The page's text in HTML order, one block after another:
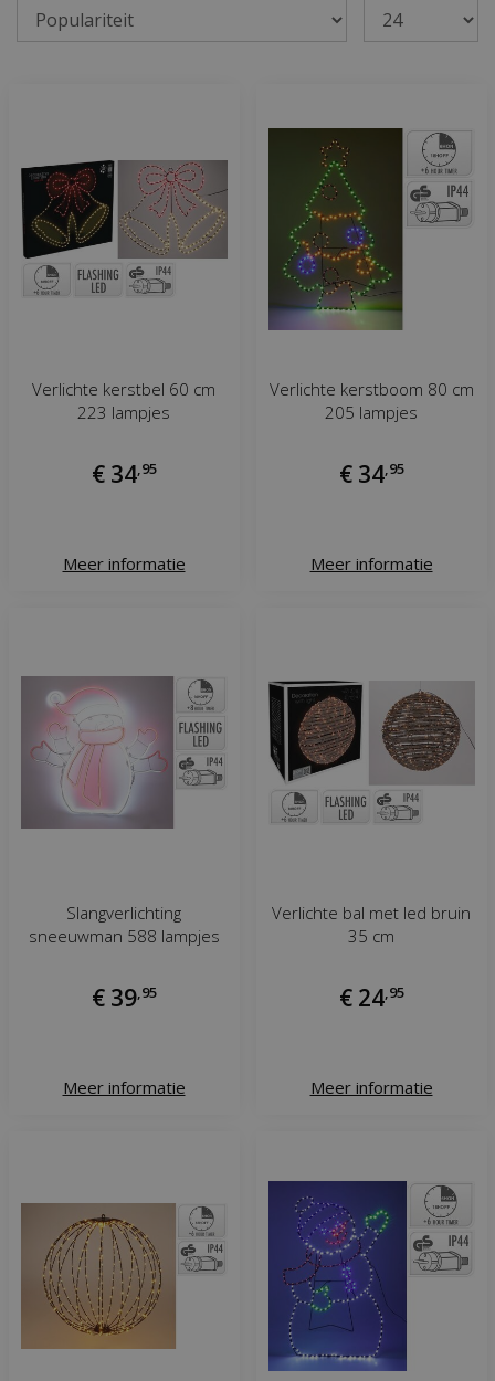
Verlichte kerstbel 60 cm
223 lampjes
€ 34 95
Meer informatie
Verlichte kerstboom 80 cm
205 lampjes
€ 34 95
Meer informatie
Slangverlichting
sneeuwman 588 lampjes
€ 39, 95
Meer informatie
Verlichte bal met led bruin
35 cm
€ 24 95
Meer informatie